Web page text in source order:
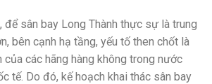
để sân bay Long Thành thực sự là trung
bên cạnh hạ tầng, yếu tố then chốt là
của các hãng hàng không trong nước
tế. Do đó, kế hoạch khai thác sân bay